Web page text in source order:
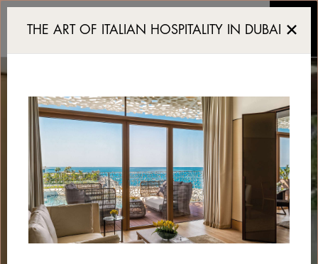
Garden Room
THE ART OF ITALIAN HOSPITALITY IN DUBAI